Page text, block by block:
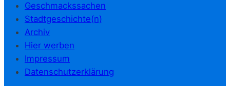
Geschmackssachen
Stadtgeschichte(n)
Archiv
Hier werben
Impressum
Datenschutzerklärung